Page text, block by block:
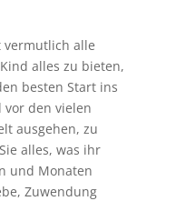
vermutlich alle
alles zu bieten,
besten Start ins
vor den vielen
ausgehen, zu
alles, was ihr
und Monaten
Zuwendung